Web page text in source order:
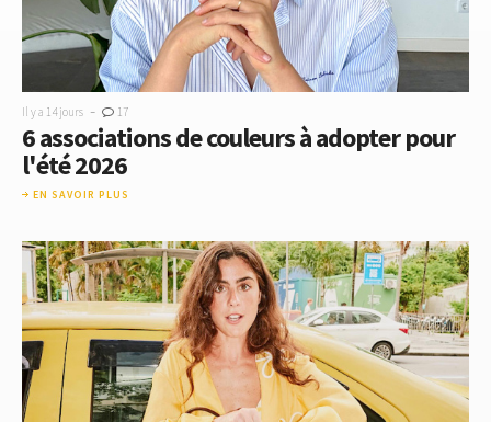
Il y a 14 jours - 17
6 associations de couleurs à adopter pour
l'été 2026
EN SAVOIR PLUS